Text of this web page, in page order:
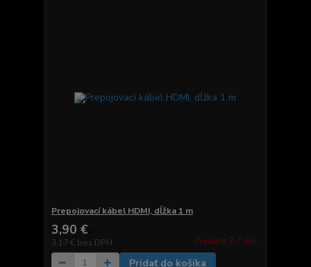
Prepojovací kábel HDMI, dĺžka 1 m
3,90 €
3,17 € bez DPH Zvyčajne 2-7 dni.
Pridať do košíka